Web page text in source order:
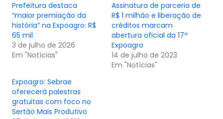
Prefeitura destaca
“maior premiação da
história” na Expoagro: R$
65 mil
3 de julho de 2026
Em "Notícias"
Assinatura de parceria de
R$ 1 milhão e liberação de
créditos marcam
abertura oficial da 17ª
Expoagro
14 de julho de 2023
Em "Notícias"
Expoagro: Sebrae
oferecerá palestras
gratuitas com foco no
Sertão Mais Produtivo